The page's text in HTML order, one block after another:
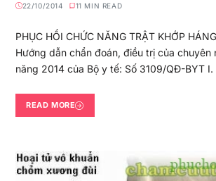
22/10/2014 11 MIN READ
PHỤC HỒI CHỨC NĂNG TRẬT KHỚP
Hướng dẫn chẩn đoán, điều trị của chuyên
năng 2014 của Bộ y tế: Số 3109/QĐ-BYT
READ MORE